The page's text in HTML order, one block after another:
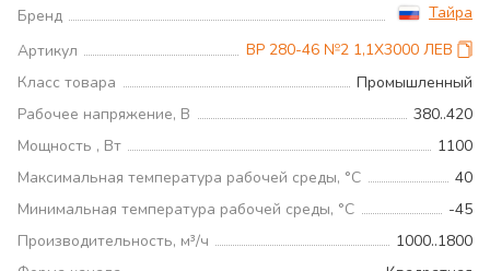
Бренд
Тайра
Артикул
ВР 280-46 №2 1,1Х3000 ЛЕВ
Класс товара
Промышленный
Рабочее напряжение, В
380..420
Мощность , Вт
1100
Максимальная температура рабочей среды, °С
40
Минимальная температура рабочей среды, °С
-45
Производительность, м³/ч
1000..1800